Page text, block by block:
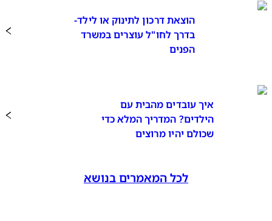
הוצאת דרכון לתינוק או לילד-
בדרך לחו"ל עוצרים במשרד
הפנים
איך עובדים מהבית עם
הילדים? המדריך המלא כדי
שכולם יהיו מרוצים
לכל המאמרים בנושא